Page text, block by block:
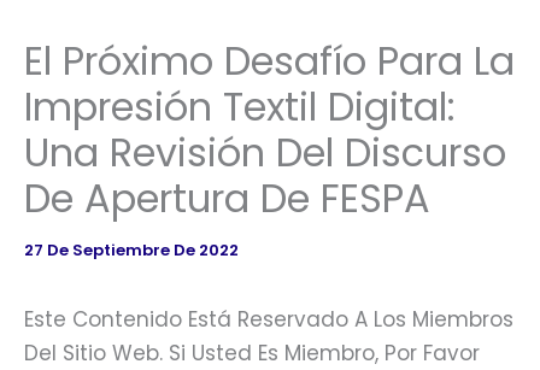
El Próximo Desafío Para La
Impresión Textil Digital:
Una Revisión Del Discurso
De Apertura De FESPA
27 De Septiembre De 2022
Este Contenido Está Reservado A Los Miembros
Del Sitio Web. Si Usted Es Miembro, Por Favor